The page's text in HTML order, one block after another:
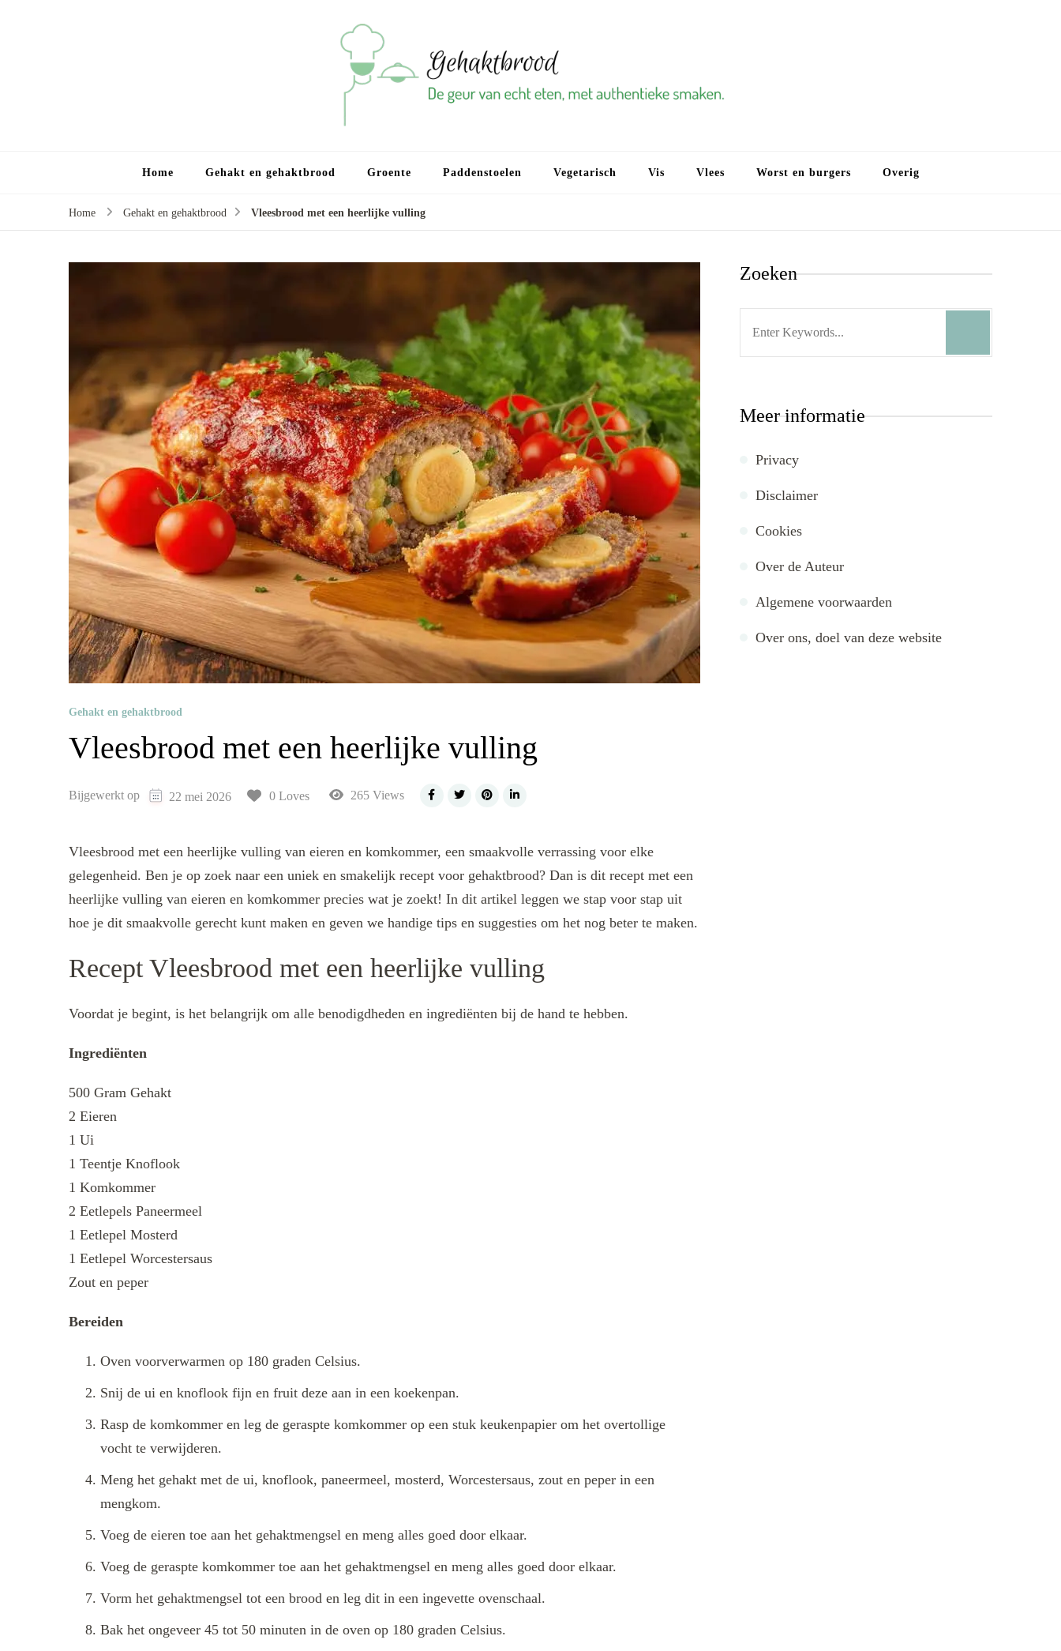
Home Gehakt en gehaktbrood Groente Paddenstoelen Vegetarisch Vis Vlees Worst en burgers Overig
Home Gehakt en gehaktbrood Vleesbrood met een heerlijke vulling
Gehakt en gehaktbrood
Vleesbrood met een heerlijke vulling
Bijgewerkt op 22 mei 2026 0 Loves 265 Views
Vleesbrood met een heerlijke vulling van eieren en komkommer, een smaakvolle verrassing voor elke
gelegenheid. Ben je op zoek naar een uniek en smakelijk recept voor gehaktbrood? Dan is dit recept met een
heerlijke vulling van eieren en komkommer precies wat je zoekt! In dit artikel leggen we stap voor stap uit
hoe je dit smaakvolle gerecht kunt maken en geven we handige tips en suggesties om het nog beter te maken.
Recept Vleesbrood met een heerlijke vulling
Voordat je begint, is het belangrijk om alle benodigdheden en ingrediënten bij de hand te hebben.
Ingrediënten
500 Gram Gehakt
2 Eieren
1 Ui
1 Teentje Knoflook
1 Komkommer
2 Eetlepels Paneermeel
1 Eetlepel Mosterd
1 Eetlepel Worcestersaus
Zout en peper
Bereiden
Oven voorverwarmen op 180 graden Celsius.
Snij de ui en knoflook fijn en fruit deze aan in een koekenpan.
Rasp de komkommer en leg de geraspte komkommer op een stuk keukenpapier om het overtollige
vocht te verwijderen.
Meng het gehakt met de ui, knoflook, paneermeel, mosterd, Worcestersaus, zout en peper in een
mengkom.
Voeg de eieren toe aan het gehaktmengsel en meng alles goed door elkaar.
Voeg de geraspte komkommer toe aan het gehaktmengsel en meng alles goed door elkaar.
Vorm het gehaktmengsel tot een brood en leg dit in een ingevette ovenschaal.
Bak het ongeveer 45 tot 50 minuten in de oven op 180 graden Celsius.
Zoeken
Meer informatie
Privacy
Disclaimer
Cookies
Over de Auteur
Algemene voorwaarden
Over ons, doel van deze website